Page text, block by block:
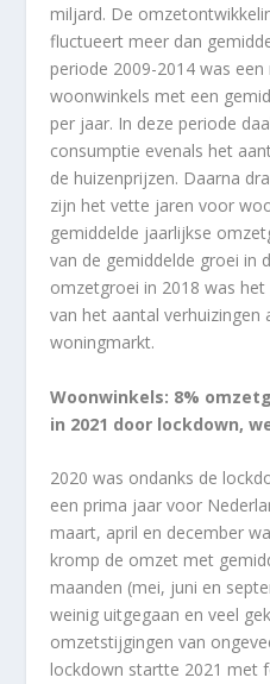
miljard. De
fluctueert meer dan
periode 2009-2014 was
woonwinkels met een
per jaar. In deze periode
consumptie evenals het
de huizenprijzen. Daarna
zijn het vette jaren voor
gemiddelde jaarlijkse
van de gemiddelde groei in
omzetgroei in 2018 was
van het aantal verhuizingen
woningmarkt.
Woonwinkels: 8%
in 2021 door lockdown,
2020 was ondanks de
een prima jaar voor
maart, april en december
kromp de omzet met
maanden (mei, juni en
weinig uitgegaan en veel
omzetstijgingen van
lockdown startte 2021 met